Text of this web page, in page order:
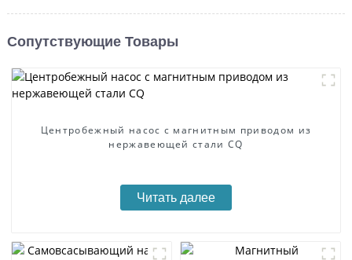
Сопутствующие Товары
Центробежный насос с магнитным приводом из
нержавеющей стали CQ
Читать далее